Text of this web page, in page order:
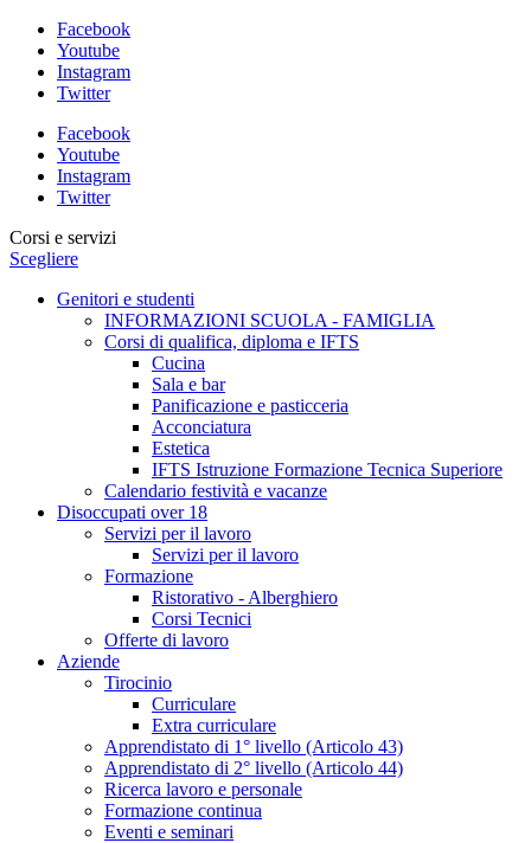
Facebook
Youtube
Instagram
Twitter
Facebook
Youtube
Instagram
Twitter
Corsi e servizi
Scegliere
Genitori e studenti
INFORMAZIONI SCUOLA - FAMIGLIA
Corsi di qualifica, diploma e IFTS
Cucina
Sala e bar
Panificazione e pasticceria
Acconciatura
Estetica
IFTS Istruzione Formazione Tecnica Superiore
Calendario festività e vacanze
Disoccupati over 18
Servizi per il lavoro
Servizi per il lavoro
Formazione
Ristorativo - Alberghiero
Corsi Tecnici
Offerte di lavoro
Aziende
Tirocinio
Curriculare
Extra curriculare
Apprendistato di 1° livello (Articolo 43)
Apprendistato di 2° livello (Articolo 44)
Ricerca lavoro e personale
Formazione continua
Eventi e seminari